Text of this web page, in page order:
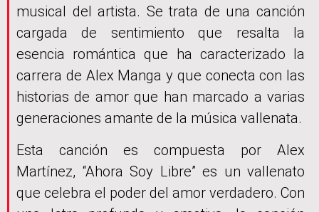
musical del artista. Se trata de una canción
cargada de sentimiento que resalta la
esencia romántica que ha caracterizado la
carrera de Alex Manga y que conecta con las
historias de amor que han marcado a varias
generaciones amante de la música vallenata.
Esta canción es compuesta por Alex
Martínez, “Ahora Soy Libre” es un vallenato
que celebra el poder del amor verdadero. Con